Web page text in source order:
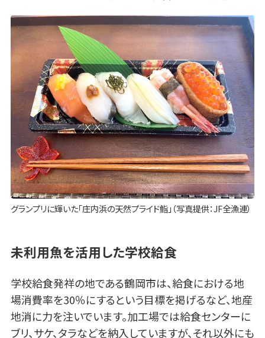
グランプリに輝いた「庄内浜の天然プライド鮨」（写真提供：JF全漁連）
未利用魚を活用した学校給食
学校給食発祥の地である鶴岡市は、給食における地
場消費率を30％にするという目標を掲げるなど、地産
地消に力を注いでいます。加工場では給食センターに
ブリ、サケ、タラなどを納入していますが、それ以外にも